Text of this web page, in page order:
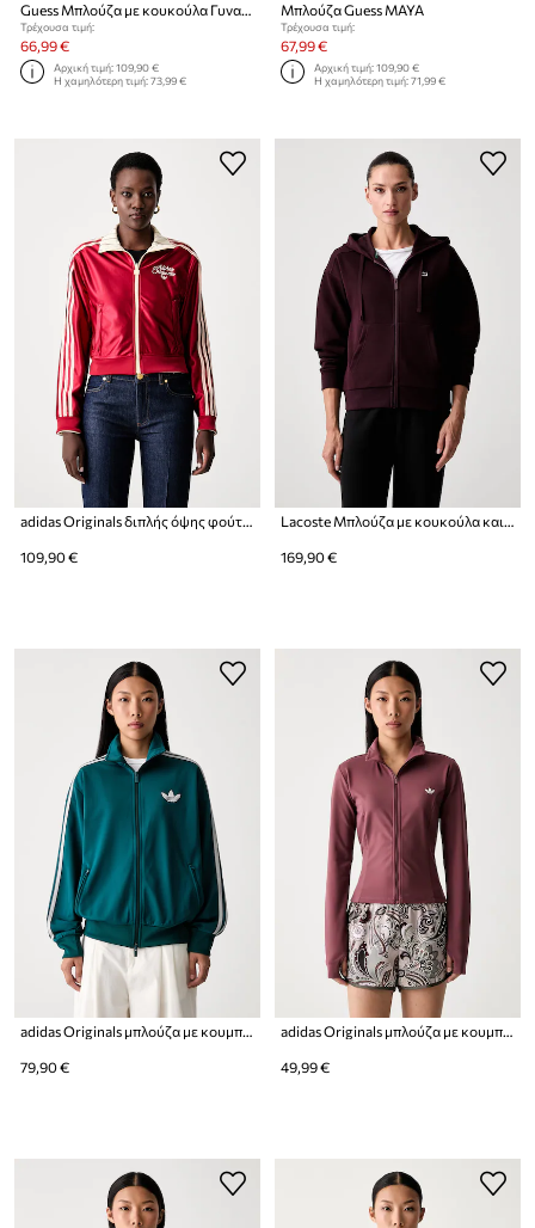
Guess Μπλούζα με κουκούλα Γυναικεία X NORTH SAILS
Τρέχουσα τιμή:
66,99 €
Αρχική τιμή:109,90 €
Η χαμηλότερη τιμή:73,99 €
Μπλούζα Guess MAYA
Τρέχουσα τιμή:
67,99 €
Αρχική τιμή:109,90 €
Η χαμηλότερη τιμή:71,99 €
109,90 € 169,90 €
adidas Originals μπλούζα με κουμπιά Γυναικεία Firebird
79,90 €
adidas Originals μπλούζα με κουμπιά Γυναικεία Essentials
49,99 €